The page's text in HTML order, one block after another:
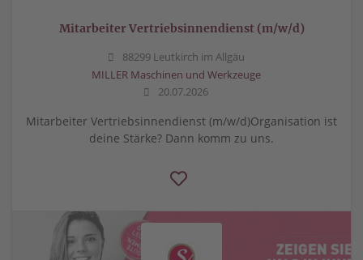
Mitarbeiter Vertriebsinnendienst (m/w/d)
88299 Leutkirch im Allgäu
MILLER Maschinen und Werkzeuge
20.07.2026
Mitarbeiter Vertriebsinnendienst (m/w/d)Organisation ist
deine Stärke? Dann komm zu uns.